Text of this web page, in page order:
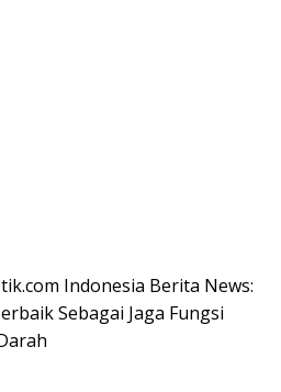
Indonesia Berita News:
Sebagai Jaga Fungsi